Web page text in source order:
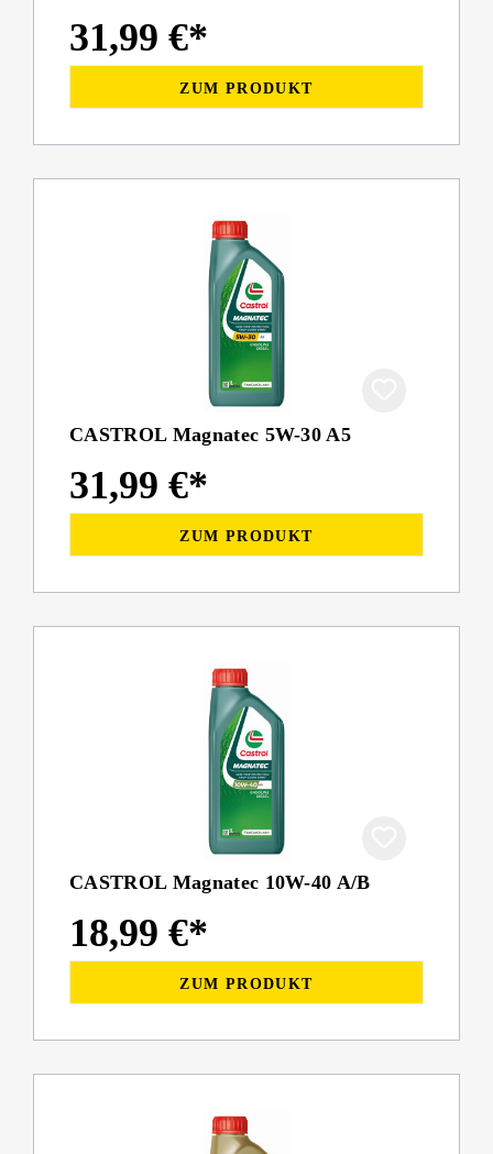
31,99 €*
ZUM PRODUKT
CASTROL Magnatec 5W-30 A5
31,99 €*
ZUM PRODUKT
CASTROL Magnatec 10W-40 A/B
18,99 €*
ZUM PRODUKT